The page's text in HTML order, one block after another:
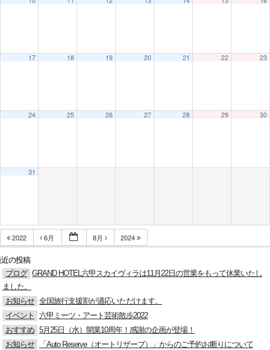
17 18 19 20 21 22 23
24 25 26 27 28 29 30
31
2022 6月 8月 2024
の投稿
ブログ GRAND HOTEL六甲スカイヴィラは11月22日の営業をもって休業いたし
ました。
お知らせ 全国旅行支援割が適応いただけます。
イベント
六甲ミーツ・アート芸術散歩2022
おすすめ 5月25日（水）開業10周年！感謝の企画が登場！
お知らせ
「Auto Reserve（オートリザーブ）」からのご予約お断りについて